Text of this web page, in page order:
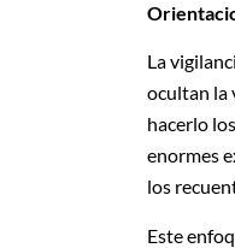
La
ocultan la
hacerlo
enormes
los
Este